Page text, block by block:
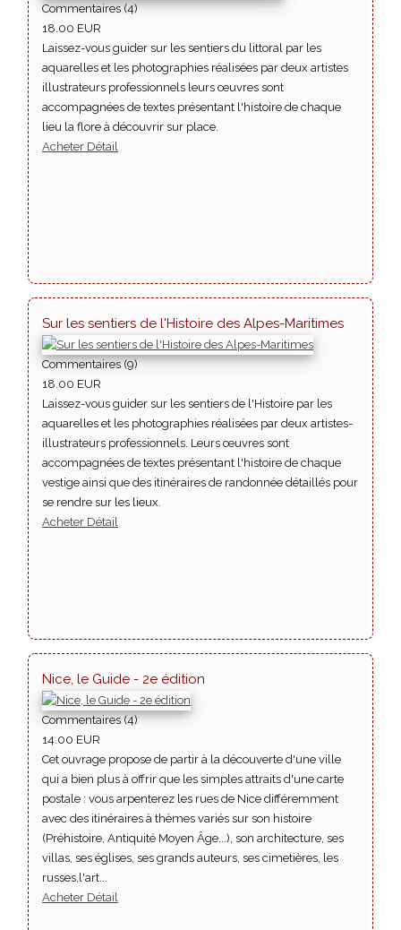
Commentaires (4)
18.00 EUR
Laissez-vous guider sur les sentiers du littoral par les
aquarelles et les photographies réalisées par deux artistes
illustrateurs professionnels leurs œuvres sont
accompagnées de textes présentant l'histoire de chaque
lieu la flore à découvrir sur place.
Acheter Détail
Sur les sentiers de l'Histoire des Alpes-Maritimes
Commentaires (9)
18.00 EUR
Laissez-vous guider sur les sentiers de l'Histoire par les
aquarelles et les photographies réalisées par deux artistes-
illustrateurs professionnels. Leurs œuvres sont
accompagnées de textes présentant l'histoire de chaque
vestige ainsi que des itinéraires de randonnée détaillés pour
se rendre sur les lieux.
Acheter Détail
Nice, le Guide - 2e édition
Commentaires (4)
14.00 EUR
Cet ouvrage propose de partir à la découverte d'une ville
qui a bien plus à offrir que les simples attraits d'une carte
postale : vous arpenterez les rues de Nice différemment
avec des itinéraires à thèmes variés sur son histoire
(Préhistoire, Antiquité Moyen Âge...), son architecture, ses
villas, ses églises, ses grands auteurs, ses cimetières, les
russes,l'art...
Acheter Détail